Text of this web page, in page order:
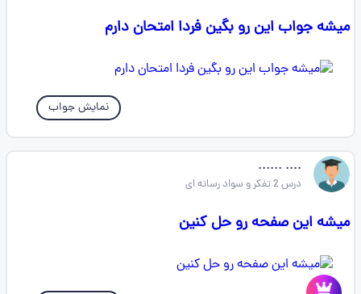
میشه جواب این رو بگین فردا امتحان دارم
نمایش جواب
.... ......
درس 2 تفکر و سواد رسانه ای
میشه این صفحه رو حل کنین